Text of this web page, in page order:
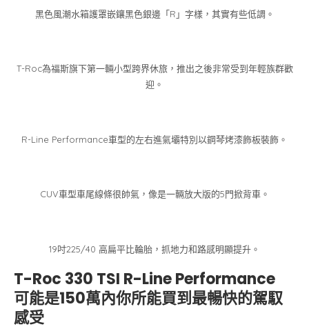
黑色風潮水箱護罩嵌鑲黑色銀邊「R」字樣，其實有些低調。
T-Roc為福斯旗下第一輛小型跨界休旅，推出之後非常受到年輕族群歡
迎。
R-Line Performance車型的左右進氣壩特別以鋼琴烤漆飾板裝飾。
CUV車型車尾線條很帥氣，像是一輛放大版的5門掀背車。
19吋225/40 高扁平比輪胎，抓地力和路感明顯提升。
T-Roc 330 TSI R-Line Performance
可能是150萬內你所能買到最暢快的駕馭
感受